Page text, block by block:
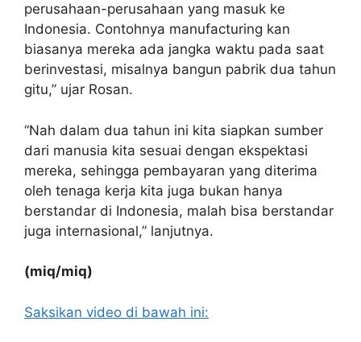
perusahaan-perusahaan yang masuk ke
Indonesia. Contohnya manufacturing kan
biasanya mereka ada jangka waktu pada saat
berinvestasi, misalnya bangun pabrik dua tahun
gitu,” ujar Rosan.
“Nah dalam dua tahun ini kita siapkan sumber
dari manusia kita sesuai dengan ekspektasi
mereka, sehingga pembayaran yang diterima
oleh tenaga kerja kita juga bukan hanya
berstandar di Indonesia, malah bisa berstandar
juga internasional,” lanjutnya.
(miq/miq)
Saksikan video di bawah ini: